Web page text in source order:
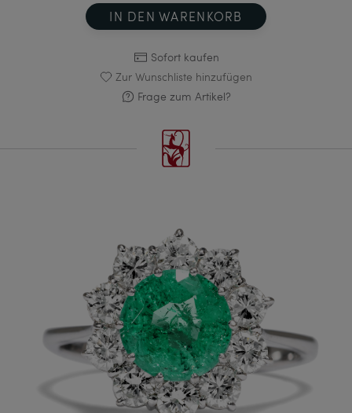
IN DEN WARENKORB
Sofort kaufen
Zur Wunschliste hinzufügen
Frage zum Artikel?